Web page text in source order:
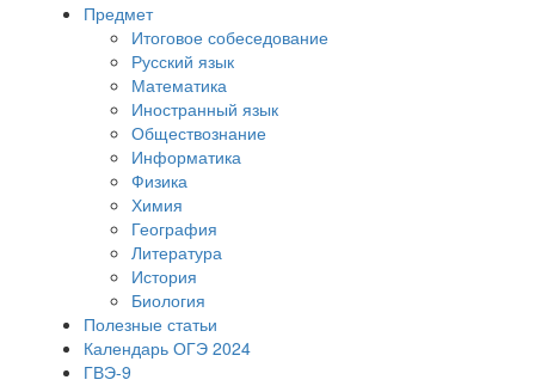
Предмет
Итоговое собеседование
Русский язык
Математика
Иностранный язык
Обществознание
Информатика
Физика
Химия
География
Литература
История
Биология
Полезные статьи
Календарь ОГЭ 2024
ГВЭ-9